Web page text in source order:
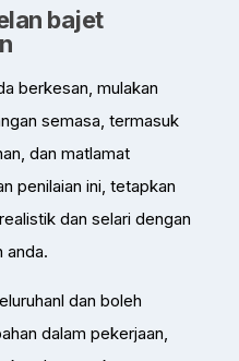
bajet
berkesan, mulakan
semasa, termasuk
dan matlamat
penilaian ini, tetapkan
dan selari dengan
anda.
dan boleh
dalam pekerjaan,